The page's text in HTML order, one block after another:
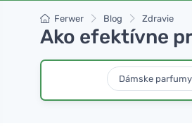
Ferwer Blog Zdravie
Ako efektívne
Dámske parfumy